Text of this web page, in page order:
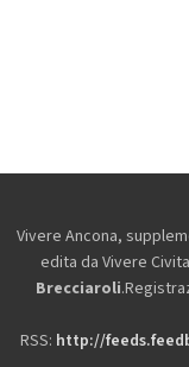
Vivere Ancona,
edita da Vivere
Brecciaroli
RSS: http://